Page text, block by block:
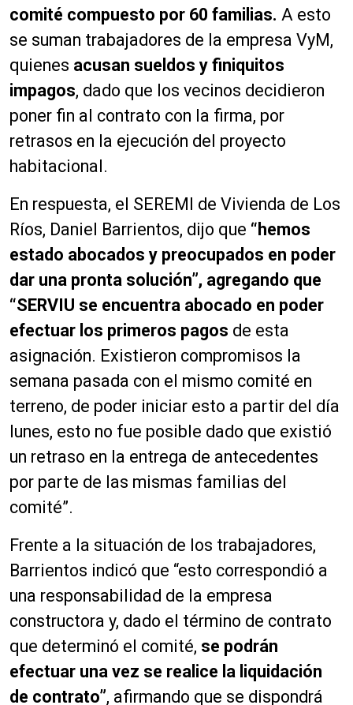
comité compuesto por 60 familias. A esto
se suman trabajadores de la empresa VyM,
quienes acusan sueldos y finiquitos
impagos, dado que los vecinos decidieron
poner fin al contrato con la firma, por
retrasos en la ejecución del proyecto
habitacional.
En respuesta, el SEREMI de Vivienda de Los
Ríos, Daniel Barrientos, dijo que “hemos
estado abocados y preocupados en poder
dar una pronta solución”, agregando que
“SERVIU se encuentra abocado en poder
efectuar los primeros pagos de esta
asignación. Existieron compromisos la
semana pasada con el mismo comité en
terreno, de poder iniciar esto a partir del día
lunes, esto no fue posible dado que existió
un retraso en la entrega de antecedentes
por parte de las mismas familias del
comité”.
Frente a la situación de los trabajadores,
Barrientos indicó que “esto correspondió a
una responsabilidad de la empresa
constructora y, dado el término de contrato
que determinó el comité, se podrán
efectuar una vez se realice la liquidación
de contrato”, afirmando que se dispondrá